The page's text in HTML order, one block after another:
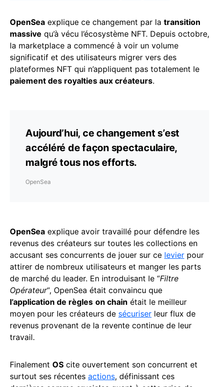
OpenSea explique ce changement par la transition
massive qu’à vécu l’écosystème NFT. Depuis octobre,
la marketplace a commencé à voir un volume
significatif et des utilisateurs migrer vers des
plateformes NFT qui n’appliquent pas totalement le
paiement des royalties aux créateurs.
Aujourd’hui, ce changement s’est
accéléré de façon spectaculaire,
malgré tous nos efforts.
OpenSea
OpenSea explique avoir travaillé pour défendre les
revenus des créateurs sur toutes les collections en
accusant ses concurrents de jouer sur ce levier pour
attirer de nombreux utilisateurs et manger les parts
de marché du leader. En introduisant le “Filtre
Opérateur“, OpenSea était convaincu que
l’application de règles on chain était le meilleur
moyen pour les créateurs de sécuriser leur flux de
revenus provenant de la revente continue de leur
travail.
Finalement OS cite ouvertement son concurrent et
surtout ses récentes actions, définissant ces